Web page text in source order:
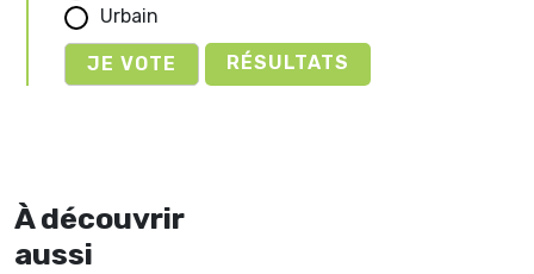
Urbain
RÉSULTATS
À découvrir
aussi